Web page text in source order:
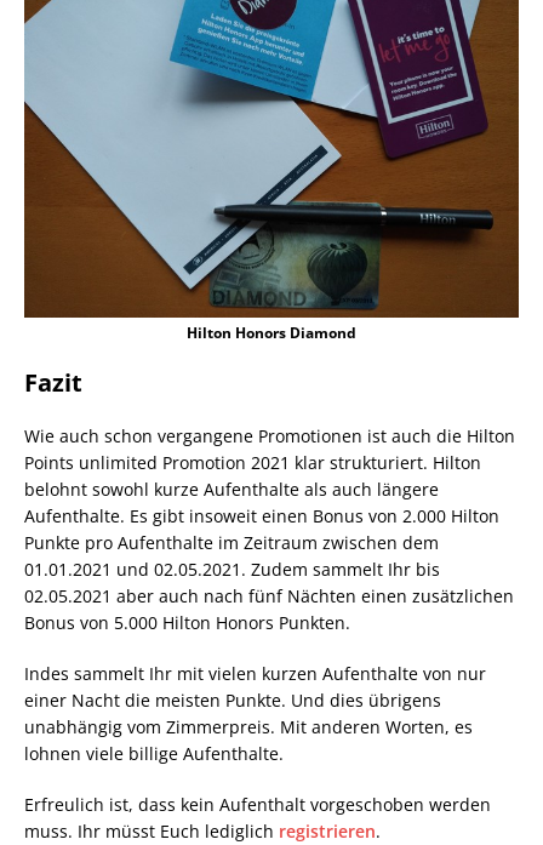
Hilton Honors Diamond
Fazit
Wie auch schon vergangene Promotionen ist auch die Hilton
Points unlimited Promotion 2021 klar strukturiert. Hilton
belohnt sowohl kurze Aufenthalte als auch längere
Aufenthalte. Es gibt insoweit einen Bonus von 2.000 Hilton
Punkte pro Aufenthalte im Zeitraum zwischen dem
01.01.2021 und 02.05.2021. Zudem sammelt Ihr bis
02.05.2021 aber auch nach fünf Nächten einen zusätzlichen
Bonus von 5.000 Hilton Honors Punkten.
Indes sammelt Ihr mit vielen kurzen Aufenthalte von nur
einer Nacht die meisten Punkte. Und dies übrigens
unabhängig vom Zimmerpreis. Mit anderen Worten, es
lohnen viele billige Aufenthalte.
Erfreulich ist, dass kein Aufenthalt vorgeschoben werden
muss. Ihr müsst Euch lediglich registrieren.